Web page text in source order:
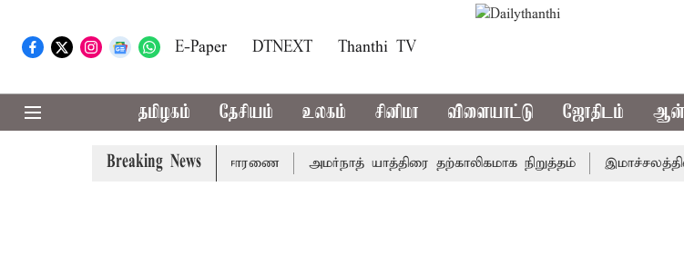
E-Paper DTNEXT Thanthi TV
தமிழகம் தேசியம் உலகம் சினிமா விளையாட்டு ஜோதிடம்
Breaking News
14ம்தேதி சுப்ரீம்கோர்ட்டில் விசாரணை அமர்நாத் யாத்திரை தற்காலிகமாக நிறுத்தம் இமாச்சலத்தில்